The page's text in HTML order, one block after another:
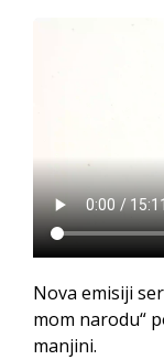
Nova emisiji
mom narodu“
manjini.